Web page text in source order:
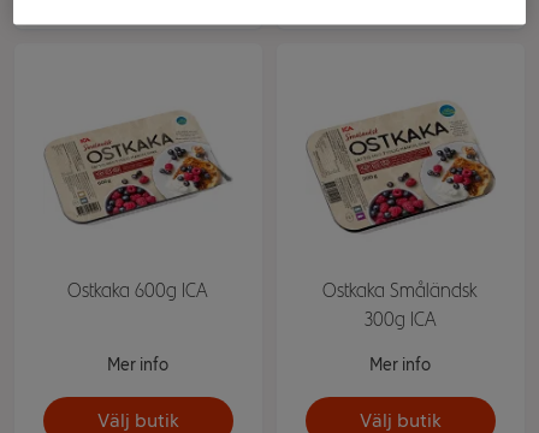
Ostkaka 600g ICA
Mer info
Välj butik
Ostkaka Småländsk
300g ICA
Mer info
Välj butik